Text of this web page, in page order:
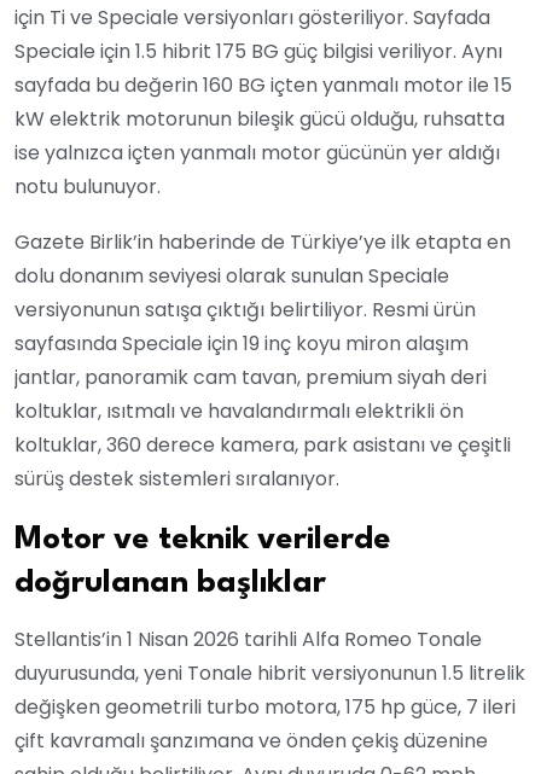
için Ti ve Speciale versiyonları gösteriliyor. Sayfada
Speciale için 1.5 hibrit 175 BG güç bilgisi veriliyor. Aynı
sayfada bu değerin 160 BG içten yanmalı motor ile 15
kW elektrik motorunun bileşik gücü olduğu, ruhsatta
ise yalnızca içten yanmalı motor gücünün yer aldığı
notu bulunuyor.
Gazete Birlik’in haberinde de Türkiye’ye ilk etapta en
dolu donanım seviyesi olarak sunulan Speciale
versiyonunun satışa çıktığı belirtiliyor. Resmi ürün
sayfasında Speciale için 19 inç koyu miron alaşım
jantlar, panoramik cam tavan, premium siyah deri
koltuklar, ısıtmalı ve havalandırmalı elektrikli ön
koltuklar, 360 derece kamera, park asistanı ve çeşitli
sürüş destek sistemleri sıralanıyor.
Motor ve teknik verilerde
doğrulanan başlıklar
Stellantis’in 1 Nisan 2026 tarihli Alfa Romeo Tonale
duyurusunda, yeni Tonale hibrit versiyonunun 1.5 litrelik
değişken geometrili turbo motora, 175 hp güce, 7 ileri
çift kavramalı şanzımana ve önden çekiş düzenine